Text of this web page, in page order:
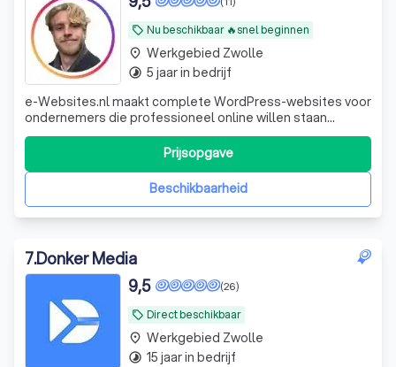
local_offer Nu beschikbaar 🔥snel beginnen
e-Websites.nl maakt complete WordPress-websites voor
ondernemers die professioneel online willen staan
zonder technisch gedoe. Veel ondernemers weten dat ze
een goede website nodig hebben, maar lopen vast op
keuzes zoals hosting, domeinnaam, e-mail, WordPress,
onderhoud, beveiliging en teksten. Wij
Beschikbaarheid
Prijsopgave
place Werkgebied Zwolle
timelapse 5 jaar in bedrijf
7.Donker Media
local_offer Direct beschikbaar
(26)
9,5
place Werkgebied Zwolle
timelapse 15 jaar in bedrijf